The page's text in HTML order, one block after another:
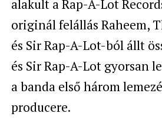
alakult a Rap-A-Lot
originál felállás Raheem,
és Sir Rap-A-Lot-ból állt
és Sir Rap-A-Lot gyorsan
a banda első három
producere.